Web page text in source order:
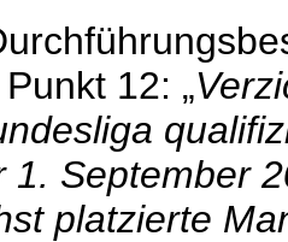
12: „
1. September
platzierte